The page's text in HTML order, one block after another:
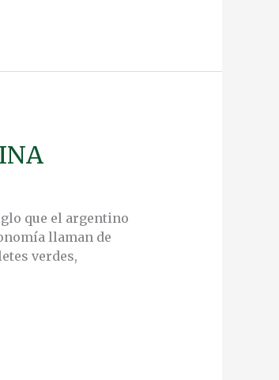
que el argentino
llaman de
verdes,